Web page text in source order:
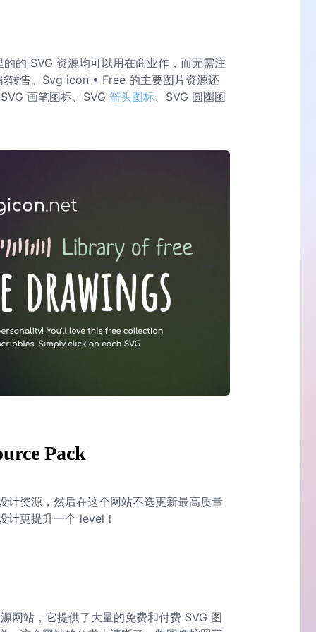
的 SVG 资源均可以用在商业作，而无需注
转售。Svg icon • Free 的主要图片资源还
画笔图标、SVG 箭头图标 、SVG 圆圈图
Pack
计资源，然后在这个网站不选更新最高质量
计更提升一个 level！
网站，它提供了大量的免费和付费 SVG 图